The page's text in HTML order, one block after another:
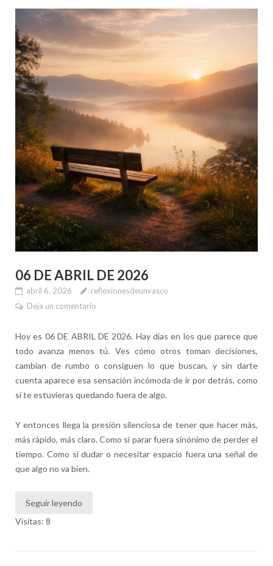
06 DE ABRIL DE 2026
abril 6, 2026
reflexionesdeunvasco
Deja un comentario
Hoy es 06 DE ABRIL DE 2026. Hay días en los que parece que
todo avanza menos tú. Ves cómo otros toman decisiones,
cambian de rumbo o consiguen lo que buscan, y sin darte
cuenta aparece esa sensación incómoda de ir por detrás, como
si te estuvieras quedando fuera de algo.
Y entonces llega la presión silenciosa de tener que hacer más,
más rápido, más claro. Como si parar fuera sinónimo de perder el
tiempo. Como si dudar o necesitar espacio fuera una señal de
que algo no va bien.
Seguir leyendo
Visitas: 8